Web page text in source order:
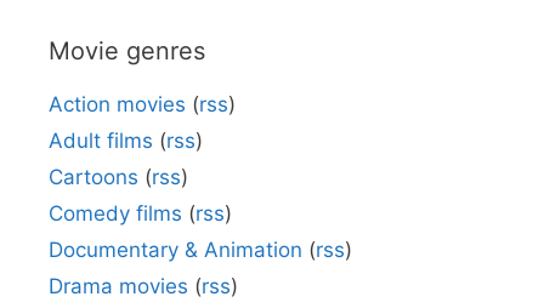
Movie genres
Action movies (rss)
Adult films (rss)
Cartoons (rss)
Comedy films (rss)
Documentary & Animation (rss)
Drama movies (rss)